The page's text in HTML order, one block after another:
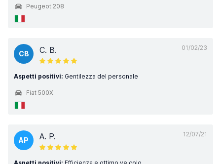
Peugeot 208
01/02/23
CB C. B.
Aspetti positivi: Gentilezza del personale
Fiat 500X
12/07/21
AP A. P.